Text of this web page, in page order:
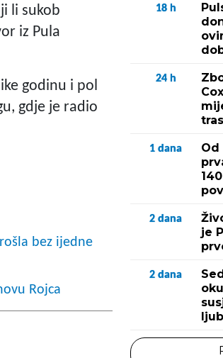
li sukob
iz Pula
godinu i pol
gdje je radio
bez ijedne
Rojca
18 h
24 h
1 dana
Od
2 dana
je
2 dana